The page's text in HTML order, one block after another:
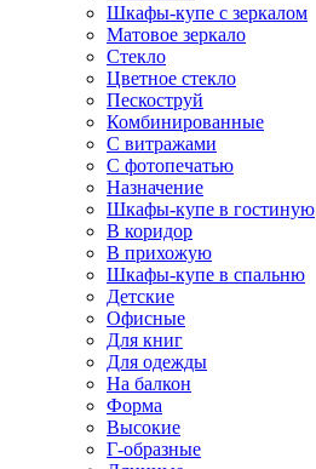
Шкафы-купе с зеркалом
Матовое зеркало
Стекло
Цветное стекло
Пескоструй
Комбинированные
С витражами
С фотопечатью
Назначение
Шкафы-купе в гостиную
В коридор
В прихожую
Шкафы-купе в спальню
Детские
Офисные
Для книг
Для одежды
На балкон
Форма
Высокие
Г-образные